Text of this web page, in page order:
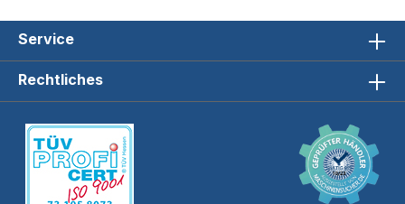
Service
Rechtliches